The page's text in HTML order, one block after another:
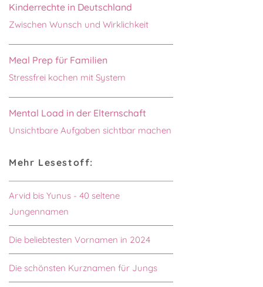
Kinderrechte in Deutschland
Zwischen Wunsch und Wirklichkeit
Meal Prep für Familien
Stressfrei kochen mit System
Mental Load in der Elternschaft
Unsichtbare Aufgaben sichtbar machen
Mehr Lesestoff:
Arvid bis Yunus - 40 seltene
Jungennamen
Die beliebtesten Vornamen in 2024
Die schönsten Kurznamen für Jungs